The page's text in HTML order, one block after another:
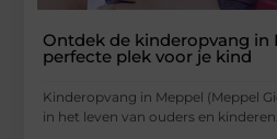
Ontdek de kinderopvang in
perfecte plek voor je kind
Kinderopvang in Meppel (Meppel
in het leven van ouders en